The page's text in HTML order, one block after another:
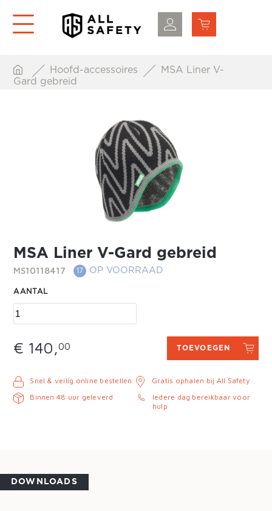
Hoofd-accessoires
MSA Liner V-
Gard gebreid
MSA Liner V-Gard gebreid
MS10118417 17 OP VOORRAAD
AANTAL
€ 140,00 TOEVOEGEN
Snel & veilig online bestellen
Binnen 48 uur geleverd
Gratis ophalen bij All Safety
Iedere dag bereikbaar voor
hulp
DOWNLOADS